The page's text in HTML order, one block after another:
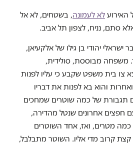
האירוע לא לעמונה, בשטחים, לא אל
סתם, נניח, לצפון תל אביב.
ישראלי יהודי בן גילו של אלקעיאן,
משפחה מבוססת, סולידית,
צו בית משפט שקבע כי עליו לפנות
והוא בא לפנות את דבריו
תגבורת של כמה שוטרים שמחכים
חפצים אחרונים שנטל מהדירה,
כמה מטרים, ואז, אחד השוטרים
קרוב מדי אליו. השוטר מתבלבל,